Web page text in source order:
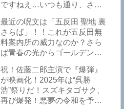
ですねえ…いつも通り、さぼ
から飲んできました。私以外
にもLOVEBITESファンが数名
いるようですよ笑
最近の呪文は「五反田 聖地 裏
さらば」！！これが五反田無
料案内所の威力なのか？さら
ば青春の光からゴールデンウ
いた！激安の肉の刺し盛りが
美味い！酒もぶっちぎりで安
い！本格焼鳥 五反田「富士
屋」がオープンから３カ月で
祝！佐藤二郎主演で『爆弾』
が映画化！2025年は“呉勝
浩”祭りだ！スズキタゴサク、
再び爆発！悪夢の令和を予言